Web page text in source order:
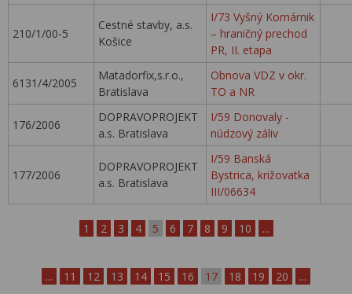
210/1/00-5
Cestné stavby, a.s.
Košice
I/73 Vyšný Komárnik
– hraničný prechod
PR, II. etapa
6131/4/2005
Matadorfix,s.r.o.,
Bratislava
Obnova VDZ v okr.
TO a NR
176/2006
DOPRAVOPROJEKT
a.s. Bratislava
I/59 Donovaly -
núdzový záliv
177/2006
DOPRAVOPROJEKT
a.s. Bratislava
I/59 Banská
Bystrica, križovatka
III/06634
1 2 3 4 5 6 7 8 9 10 ...
... 11 12 13 14 15 16 17 18 19 20 ...